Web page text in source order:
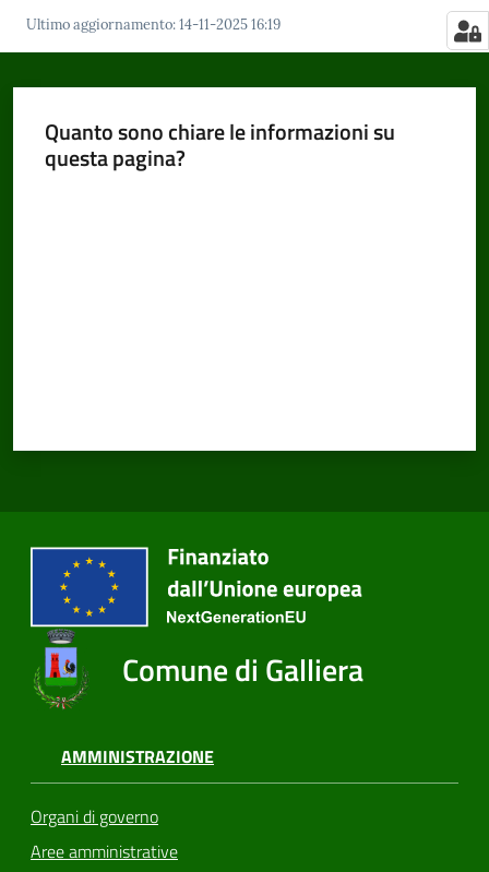
Ultimo aggiornamento:14-11-2025 16:19
Quanto sono chiare le informazioni su
questa pagina?
Comune di Galliera
AMMINISTRAZIONE
Organi di governo
Aree amministrative